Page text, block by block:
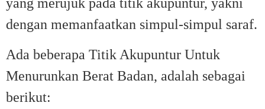
dengan memanfaatkan simpul-simpul saraf.
Ada beberapa Titik Akupuntur Untuk
Menurunkan Berat Badan, adalah sebagai
berikut: